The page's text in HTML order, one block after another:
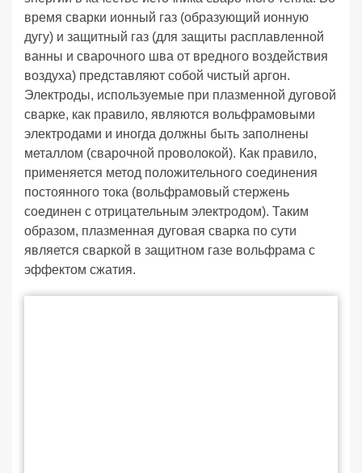
время сварки ионный газ (образующий ионную
дугу) и защитный газ (для защиты расплавленной
ванны и сварочного шва от вредного воздействия
воздуха) представляют собой чистый аргон.
Электроды, используемые при плазменной дуговой
сварке, как правило, являются вольфрамовыми
электродами и иногда должны быть заполнены
металлом (сварочной проволокой). Как правило,
применяется метод положительного соединения
постоянного тока (вольфрамовый стержень
соединен с отрицательным электродом). Таким
образом, плазменная дуговая сварка по сути
является сваркой в ​​защитном газе вольфрама с
эффектом сжатия.